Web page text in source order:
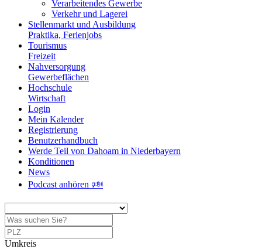
Verarbeitendes Gewerbe
Verkehr und Lagerei
Stellenmarkt und Ausbildung
Praktika, Ferienjobs
Tourismus
Freizeit
Nahversorgung
Gewerbeflächen
Hochschule
Wirtschaft
Login
Mein Kalender
Registrierung
Benutzerhandbuch
Werde Teil von Dahoam in Niederbayern
Konditionen
News
Podcast anhören 🕬
Umkreis